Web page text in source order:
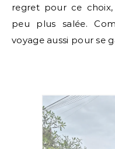
regret pour ce
peu plus salée.
voyage aussi pour se